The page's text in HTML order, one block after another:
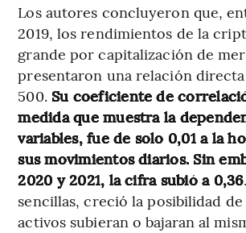
Los autores concluyeron que,
2019, los rendimientos de la
grande por capitalización de
presentaron una relación
500. Su coeficiente de
medida que muestra la
variables, fue de solo 0,01 a la
sus movimientos diarios. Sin
2020 y 2021, la cifra subió a 0,36
sencillas, creció la posibilidad de
activos subieran o bajaran al